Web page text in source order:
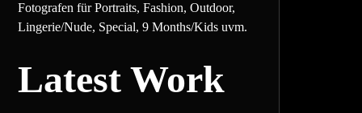
Fotografen für Portraits, Fashion, Outdoor,
Lingerie/Nude, Special, 9 Months/Kids uvm.
Latest Work